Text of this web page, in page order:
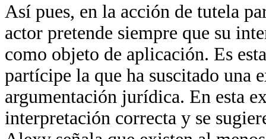
Así pues, en la acción de tutela
actor pretende siempre que su
como objeto de aplicación. Es
partícipe la que ha suscitado una
argumentación jurídica. En esta
interpretación correcta y se